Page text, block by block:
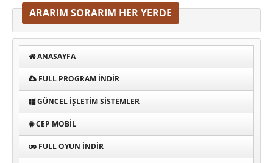
ARARIM SORARIM HER YERDE
ANASAYFA
FULL PROGRAM INDIR
GÜNCEL İŞLETIM SISTEMLER
CEP MOBIL
FULL OYUN İNDIR